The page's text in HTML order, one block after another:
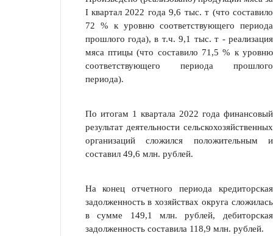
I квартал 2022 года 9,6 тыс. т (что составило
72 % к уровню соответствующего периода
прошлого года), в т.ч. 9,1 тыс. т - реализация
мяса птицы (что составило 71,5 % к уровню
со­ответствующего периода прошлого
периода).
По итогам 1 квартала 2022 года финансовый
результат деятельности сельскохозяйственных
организаций сложился положительным и
составил 49,6 млн. рублей.
На конец отчетного периода кредиторская
задолженность в хозяйст­вах округа сложилась
в сумме 149,1 млн. рублей, дебиторская
задолжен­ность составила 118,9 млн. рублей.